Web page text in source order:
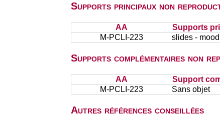
Supports principaux non
AA
Supports
M-PCLI-223
slides -
Supports complémentaires non
AA
Support
M-PCLI-223
Sans objet
Autres références conseillées